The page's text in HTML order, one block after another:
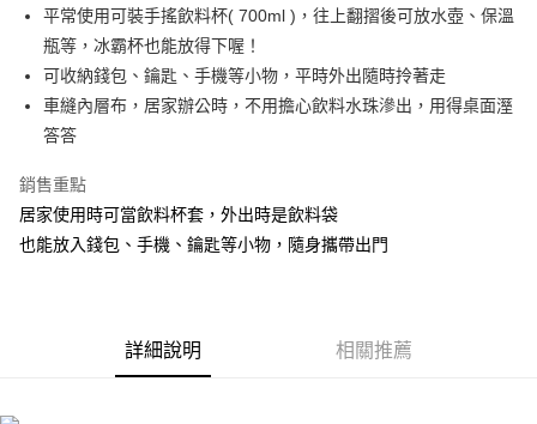
大哥付你分期
相關說明
【大哥付你分期使用說明】
1.本服務由台灣大哥大提供，台灣大哥大用戶可立即使用無須另外申請。
2.付款方式選擇「大哥付你分期」，訂單成立後會自動跳轉到大哥付的交易
流程，驗證手機門號後，選擇欲分期的期數、繳款截止日，確認付款後即完
3.實際核准額度、可分期數及費用金額請依後續交易確認頁面所載為準。
4.訂單成立30分鐘內，如未前往確認交易或遇審核未通過，訂單將自動取
消。如遇「轉專審核」未通過狀況，表示未達大哥付你分期系統評分，恕無
法說明評估內容。
2.透過簡訊連結打開帳單後，可選擇「超商條碼／台灣大直營門市／銀行轉
帳／街口支付／iPASS MONEY」等通路繳費。
AFTEE先享後付
相關說明
AFTEE先享後付是「在收到商品之後才付款」的支付方式。 讓您購物簡單
１．簡單：不需註冊會員、不需綁卡、不需儲值。
２．便利：只要手機號碼，簡訊認證，即可結帳。
結帳頁面，進行簡訊認證並確認金額後，即可完成結帳。
２．訂單成立數日內，您將收到繳費通知簡訊。
ATM付款
運送方式
付款後7-11取貨
每筆NT$70，滿NT$1,000(含以上)免運費
平常使用可裝手搖飲料杯( 700ml )，往上翻摺後可放水壺、保溫
瓶等，冰霸杯也能放得下喔！
可收納錢包、鑰匙、手機等小物，平時外出隨時拎著走
車縫內層布，居家辦公時，不用擔心飲料水珠滲出，用得桌面溼
答答
銷售重點
居家使用時可當飲料杯套，外出時是飲料袋
也能放入錢包、手機、鑰匙等小物，隨身攜帶出門
詳細說明 相關推薦